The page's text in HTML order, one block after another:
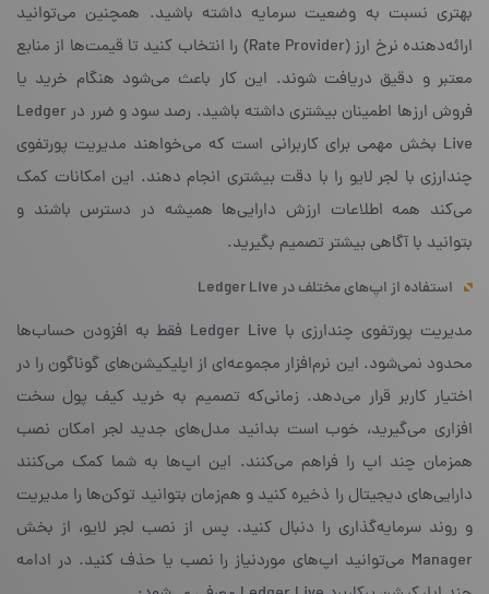
بهتری نسبت به وضعیت سرمایه داشته باشید. همچنین می‌توانید
ارائه‌دهنده نرخ ارز (Rate Provider) را انتخاب کنید تا قیمت‌ها از منابع
معتبر و دقیق دریافت شوند. این کار باعث می‌شود هنگام خرید یا
فروش ارزها اطمینان بیشتری داشته باشید. رصد سود و ضرر در Ledger
Live بخش مهمی برای کاربرانی است که می‌خواهند مدیریت پورتفوی
چندارزی با لجر لایو را با دقت بیشتری انجام دهند. این امکانات کمک
می‌کند همه اطلاعات ارزش دارایی‌ها همیشه در دسترس باشند و
بتوانید با آگاهی بیشتر تصمیم بگیرید.
استفاده از اپ‌های مختلف در Ledger Live
مدیریت پورتفوی چندارزی با Ledger Live فقط به افزودن حساب‌ها
محدود نمی‌شود. این نرم‌افزار مجموعه‌ای از اپلیکیشن‌های گوناگون را در
اختیار کاربر قرار می‌دهد. زمانی‌که تصمیم به خرید کیف پول سخت
‌افزاری می‌گیرید، خوب است بدانید مدل‌های جدید لجر امکان نصب
همزمان چند اپ را فراهم می‌کنند. این اپ‌ها به شما کمک می‌کنند
دارایی‌های دیجیتال را ذخیره کنید و هم‌زمان بتوانید توکن‌ها را مدیریت
و روند سرمایه‌گذاری را دنبال کنید. پس از نصب لجر لایو، از بخش
Manager می‌توانید اپ‌های موردنیاز را نصب یا حذف کنید. در ادامه